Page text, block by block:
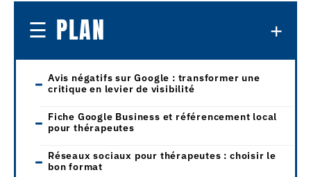
PLAN
Avis négatifs sur Google : transformer une
critique en levier de visibilité
Fiche Google Business et référencement local
pour thérapeutes
Réseaux sociaux pour thérapeutes : choisir le
bon format